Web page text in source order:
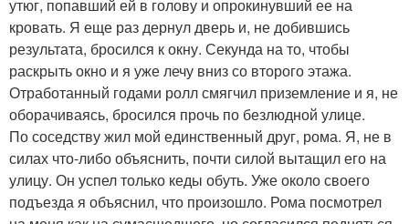
утюг, попавший ей в голову и опрокинувший ее на
кровать. Я еще раз дернул дверь и, не добившись
результата, бросился к окну. Секунда на то, чтобы
раскрыть окно и я уже лечу вниз со второго этажа.
Отработанный годами ролл смягчил приземление и я, не
оборачиваясь, бросился прочь по безлюдной улице.
По соседству жил мой единственный друг, рома. Я, не в
силах что-либо объяснить, почти силой вытащил его на
улицу. Он успел только кеды обуть. Уже около своего
подъезда я объяснил, что произошло. Рома посмотрел